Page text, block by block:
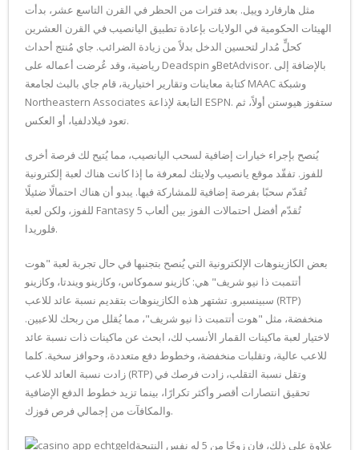
مثل هارفارد وييل. بعد فترات من الحظر في القرن التاسع عشر، بدأت
الهيئات الحكومية في الولايات بإعادة تطبيق اليانصيب في القرن العشرين
كحلٍّ مُدار لتحسين الدخل بدلاً من زيادة الضرائب. جاي مُنتج أحداث
رياضية، وقد عُرضت أعماله على Deadspin وBetAdvisor. بالإضافة إلى
كتابة معاينات وتقارير اختيارية، قام جاي بالبث لجامعة MAAC وشبكة
Northeastern Associates التابعة لإذاعة ESPN. ستفوز هيوستن أولاً، ثم
تعود فيلادلفيا، أو العكس.
يُنصح بإجراء خيارات إضافية لسحب اليانصيب، مما يُتيح لك فرصة أخرى
للفوز. تفقّد موقع يانصيب ولايتك لمعرفة ما إذا كانت هناك لعبة إلكترونية
تُقدّم سحبًا بفرصة إضافية للمشاركة فيها. يبدو أن هناك احتمالًا ضئيلًا
للفوز، ولكن لعبة Fantasy 5 تُقدّم أفضل احتمالات الفوز بين ألعاب
فلوريدا.
بعض الكازينوهات الإلكترونية التي يُنصح بتجنبها في حال تجربة لعبة "هوت
أتتمبت ذا نيو شريف" هي: كازينو سموكاس، وكازينو ويندتا، وكازينو
سبينسبرو. تشتهر هذه الكازينوهات بتقديم نسبة عائد للاعب (RTP)
منخفضة، مثل "هوت أتتمبت ذا نيو شريف"، مما يُقلل من ربحك للاعبين.
لاختيار لعبة ماكينات القمار الأنسب لك، ابحث عن ماكينات ذات نسبة عائد
للاعب عالية، وتقلبات منخفضة، وخطوط دفع متعددة، وحوافز سخية. كلما
زادت نسبة العائد للاعب (RTP) وتقل نسبة التقلب، زادت فرصك في
تحقيق انتصارات أقصر وأكثر تكرارًا، بينما تزيد خطوط الدفع الإضافية
والمكافآت من إجمالي فرص فوزك.
علاوة على ذلك، فإن زوجًا من 5 له نفس النتيجة